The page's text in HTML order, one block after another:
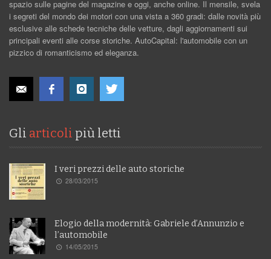
spazio sulle pagine del magazine e oggi, anche online. Il mensile, svela
i segreti del mondo dei motori con una vista a 360 gradi: dalle novità più
esclusive alle schede tecniche delle vetture, dagli aggiornamenti sui
principali eventi alle corse storiche. AutoCapital: l'automobile con un
pizzico di romanticismo ed eleganza.
Gli articoli più letti
I veri prezzi delle auto storiche
28/03/2015
Elogio della modernità: Gabriele d’Annunzio e
l’automobile
14/05/2015